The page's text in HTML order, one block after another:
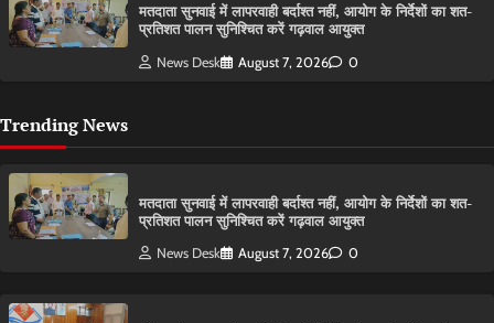
मतदाता सुनवाई में लापरवाही बर्दाश्त नहीं, आयोग के निर्देशों का शत-
प्रतिशत पालन सुनिश्चित करें गढ़वाल आयुक्त
News Desk August 7, 2026 0
Trending News
मतदाता सुनवाई में लापरवाही बर्दाश्त नहीं, आयोग के निर्देशों का शत-
प्रतिशत पालन सुनिश्चित करें गढ़वाल आयुक्त
News Desk August 7, 2026 0